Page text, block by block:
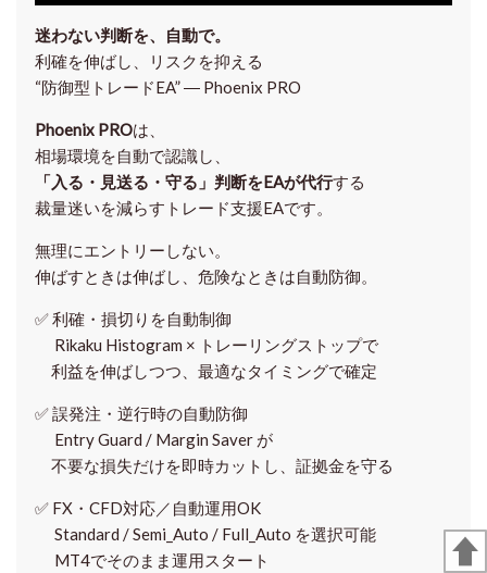
迷わない判断を、自動で。
利確を伸ばし、リスクを抑える
“防御型トレードEA” ― Phoenix PRO
Phoenix PROは、
相場環境を自動で認識し、
「入る・見送る・守る」判断をEAが代行する
裁量迷いを減らすトレード支援EAです。
無理にエントリーしない。
伸ばすときは伸ばし、危険なときは自動防御。
✅利確・損切りを自動制御
Rikaku Histogram × トレーリングストップで
利益を伸ばしつつ、最適なタイミングで確定
✅誤発注・逆行時の自動防御
Entry Guard / Margin Saver が
不要な損失だけを即時カットし、証拠金を守る
✅ FX・CFD対応／自動運用OK
Standard / Semi_Auto / Full_Auto を選択可能
MT4でそのまま運用スタート